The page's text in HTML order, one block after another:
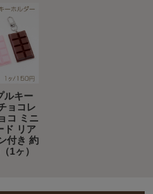
ルキー
ョコレ
コ ミニ
ド リア
付き 約
1ヶ）